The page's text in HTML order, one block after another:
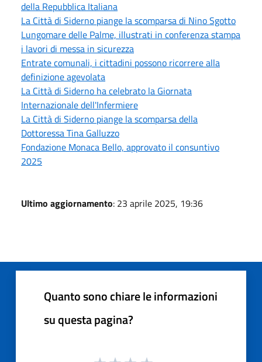
della Repubblica Italiana
La Città di Siderno piange la scomparsa di Nino Sgotto
Lungomare delle Palme, illustrati in conferenza stampa
i lavori di messa in sicurezza
Entrate comunali, i cittadini possono ricorrere alla
definizione agevolata
La Città di Siderno ha celebrato la Giornata
Internazionale dell'Infermiere
La Città di Siderno piange la scomparsa della
Dottoressa Tina Galluzzo
Fondazione Monaca Bello, approvato il consuntivo
2025
Ultimo aggiornamento: 23 aprile 2025, 19:36
Quanto sono chiare le informazioni
su questa pagina?